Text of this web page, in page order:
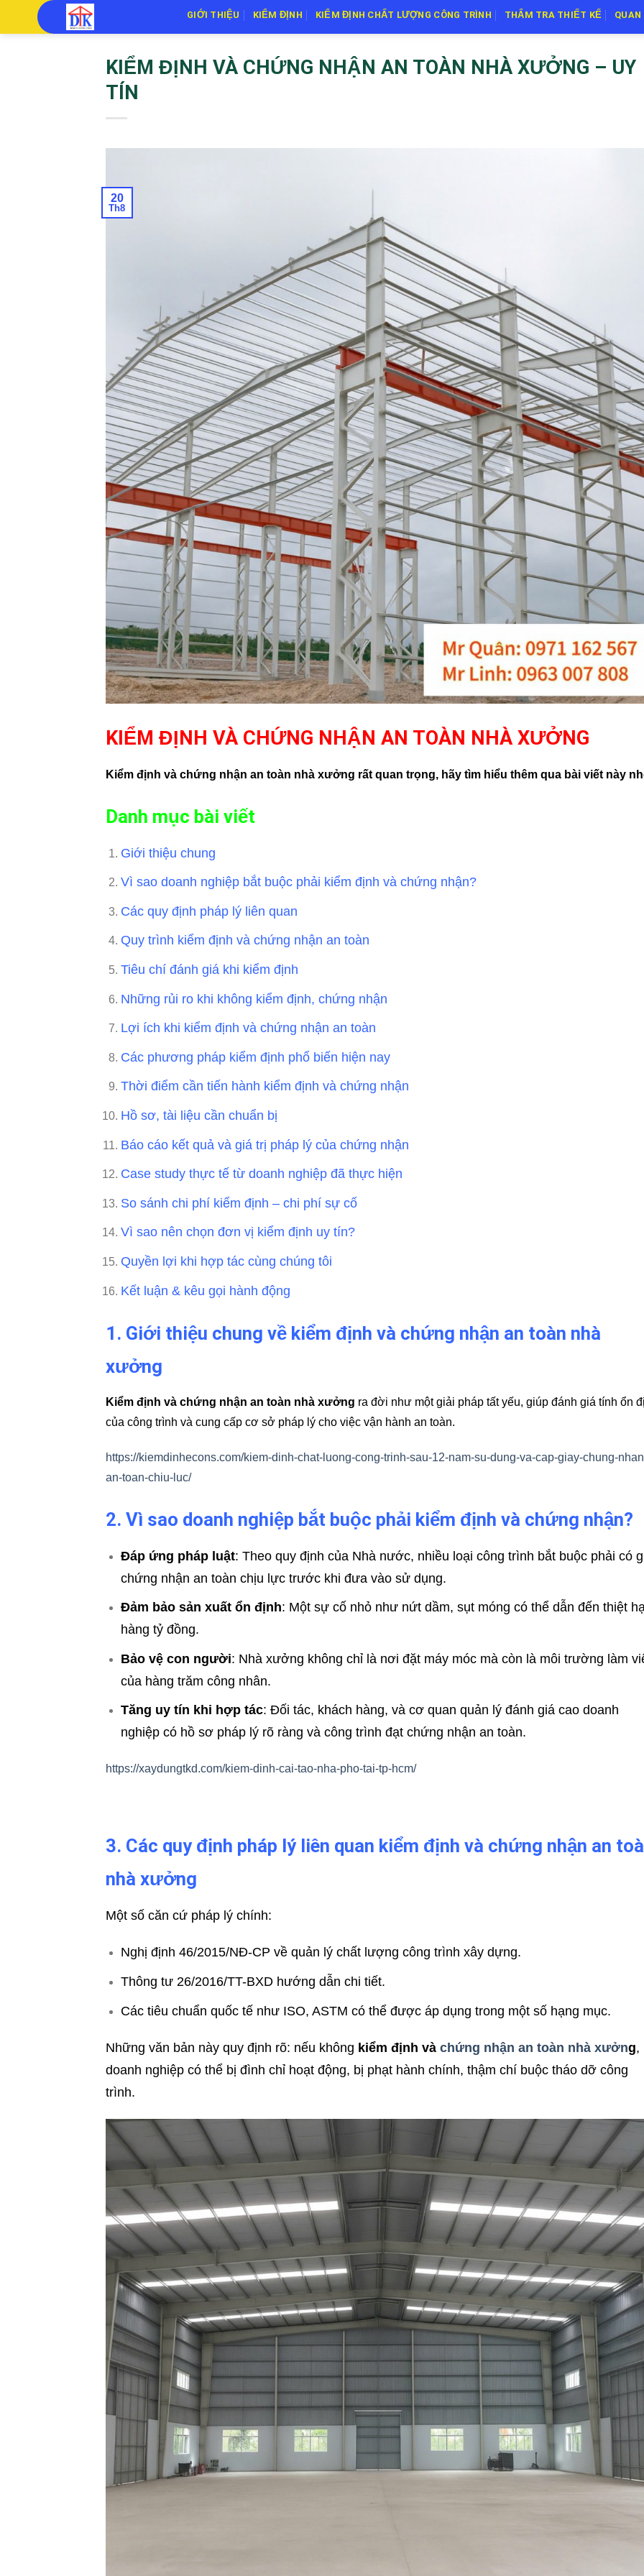
GIỚI THIỆU KIỂM ĐỊNH KIỂM ĐỊNH CHẤT LƯỢNG CÔNG TRÌNH THẨM TRA THIẾT KẾ QUAN
KIỂM ĐỊNH VÀ CHỨNG NHẬN AN TOÀN NHÀ XƯỞNG – UY
TÍN
20
Th8
KIỂM ĐỊNH VÀ CHỨNG NHẬN AN TOÀN NHÀ XƯỞNG
Kiểm định và chứng nhận an toàn nhà xưởng rất quan trọng, hãy tìm hiểu thêm qua bài viết này
Danh mục bài viết
Giới thiệu chung
Vì sao doanh nghiệp bắt buộc phải kiểm định và chứng nhận?
Các quy định pháp lý liên quan
Quy trình kiểm định và chứng nhận an toàn
Tiêu chí đánh giá khi kiểm định
Những rủi ro khi không kiểm định, chứng nhận
Lợi ích khi kiểm định và chứng nhận an toàn
Các phương pháp kiểm định phổ biến hiện nay
Thời điểm cần tiến hành kiểm định và chứng nhận
Hồ sơ, tài liệu cần chuẩn bị
Báo cáo kết quả và giá trị pháp lý của chứng nhận
Case study thực tế từ doanh nghiệp đã thực hiện
So sánh chi phí kiểm định – chi phí sự cố
Vì sao nên chọn đơn vị kiểm định uy tín?
Quyền lợi khi hợp tác cùng chúng tôi
Kết luận & kêu gọi hành động
1. Giới thiệu chung về kiểm định và chứng nhận an toàn nhà
xưởng
Kiểm định và chứng nhận an toàn nhà xưởng ra đời như một giải pháp tất yếu, giúp đánh giá tính ổn
của công trình và cung cấp cơ sở pháp lý cho việc vận hành an toàn.
https://kiemdinhecons.com/kiem-dinh-chat-luong-cong-trinh-sau-12-nam-su-dung-va-cap-giay-chung-
an-toan-chiu-luc/
2. Vì sao doanh nghiệp bắt buộc phải kiểm định và chứng nhận?
Đáp ứng pháp luật: Theo quy định của Nhà nước, nhiều loại công trình bắt buộc phải có
chứng nhận an toàn chịu lực trước khi đưa vào sử dụng.
Đảm bảo sản xuất ổn định: Một sự cố nhỏ như nứt dầm, sụt móng có thể dẫn đến thiệt
hàng tỷ đồng.
Bảo vệ con người: Nhà xưởng không chỉ là nơi đặt máy móc mà còn là môi trường làm
của hàng trăm công nhân.
Tăng uy tín khi hợp tác: Đối tác, khách hàng, và cơ quan quản lý đánh giá cao doanh
nghiệp có hồ sơ pháp lý rõ ràng và công trình đạt chứng nhận an toàn.
https://xaydungtkd.com/kiem-dinh-cai-tao-nha-pho-tai-tp-hcm/
3. Các quy định pháp lý liên quan kiểm định và chứng nhận an
nhà xưởng
Một số căn cứ pháp lý chính:
Nghị định 46/2015/NĐ-CP về quản lý chất lượng công trình xây dựng.
Thông tư 26/2016/TT-BXD hướng dẫn chi tiết.
Các tiêu chuẩn quốc tế như ISO, ASTM có thể được áp dụng trong một số hạng mục.
Những văn bản này quy định rõ: nếu không kiểm định và chứng nhận an toàn nhà xưởng,
doanh nghiệp có thể bị đình chỉ hoạt động, bị phạt hành chính, thậm chí buộc tháo dỡ công
trình.